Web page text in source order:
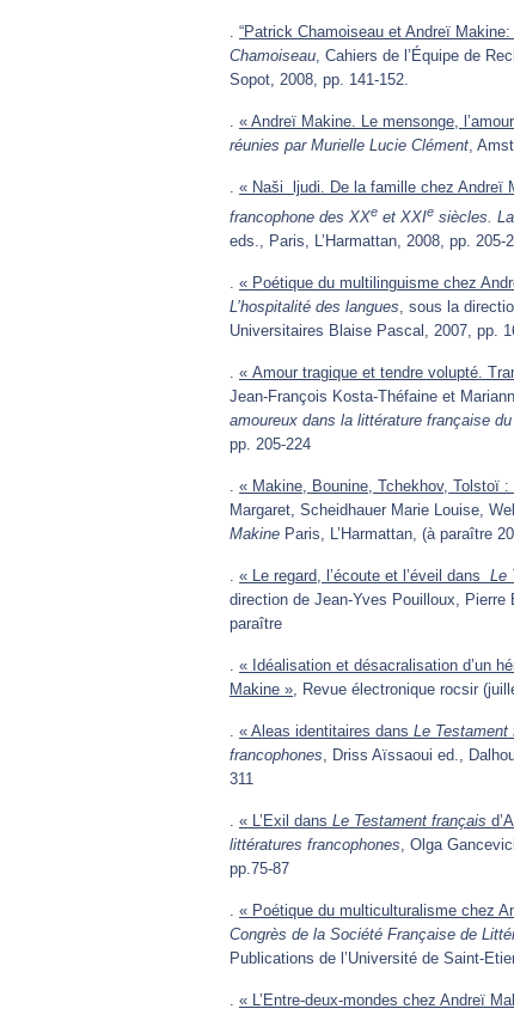
. “Patrick Chamoiseau et Andreï
Chamoiseau, Cahiers de l’Équipe de
Sopot, 2008, pp. 141-152.
. « Andreï Makine. Le mensonge,
réunies par Murielle Lucie Clément,
. « Naši ljudi. De la famille chez Andreï
francophone des XXe et XXIe siècles.
eds., Paris, L’Harmattan, 2008, pp. 205-
. « Poétique du multilinguisme chez
L’hospitalité des langues, sous la
Universitaires Blaise Pascal, 2007, pp.
. « Amour tragique et tendre volupté.
Jean-François Kosta-Théfaine et
amoureux dans la littérature française
pp. 205-224
. « Makine, Bounine, Tchekhov, Tolstoï
Margaret, Scheidhauer Marie Louise,
Makine Paris, L’Harmattan, (à paraître
. « Le regard, l’écoute et l’éveil dans Le
direction de Jean-Yves Pouilloux,
paraître
. « Idéalisation et désacralisation d’un
Makine », Revue électronique rocsir
. « Aleas identitaires dans Le Testament
francophones, Driss Aïssaoui ed.,
311
. « L’Exil dans Le Testament français
littératures francophones, Olga
pp.75-87
. « Poétique du multiculturalisme chez
Congrès de la Société Française de
Publications de l’Université de Saint-
. « L’Entre-deux-mondes chez Andreï